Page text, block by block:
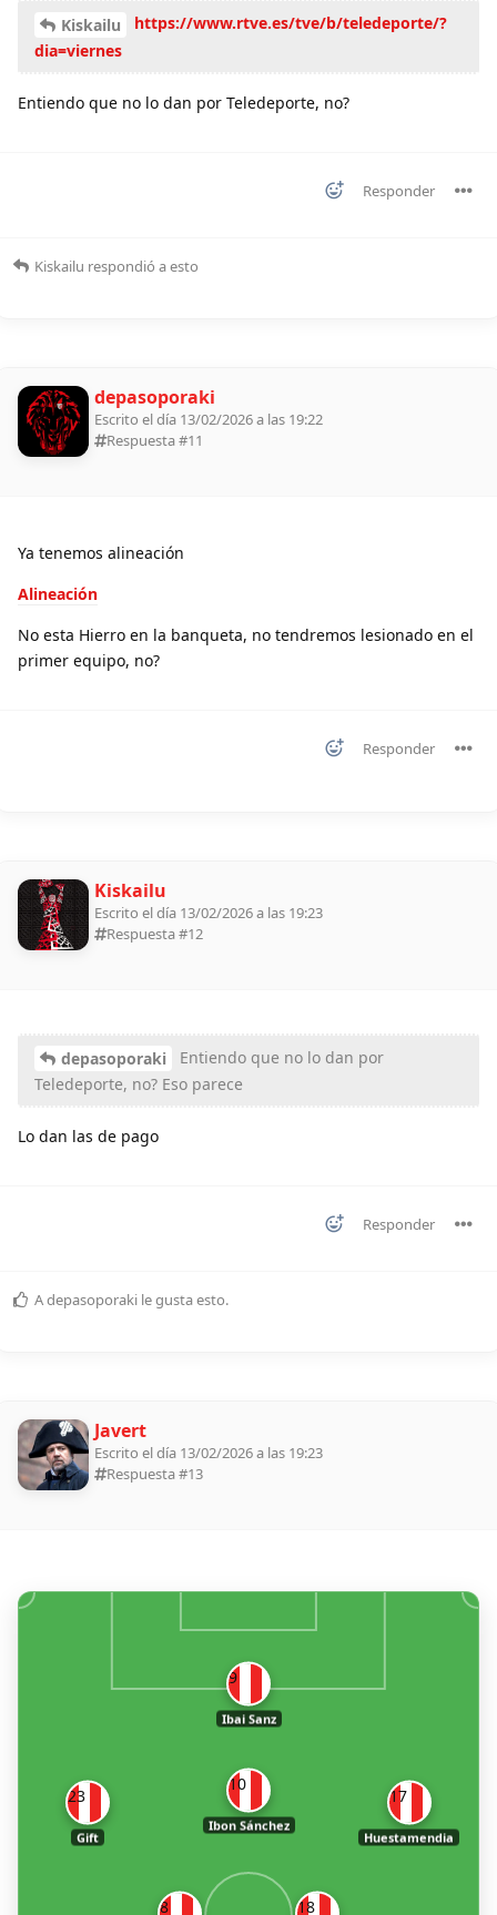
Kiskailu
https://www.rtve.es/tve/b/teledeporte/?
dia=viernes
Entiendo que no lo dan por Teledeporte, no?
Responder
Kiskailu respondió a esto
depasoporaki
Escrito el día 13/02/2026 a las 19:22
Respuesta #11
Ya tenemos alineación
Alineación
No esta Hierro en la banqueta, no tendremos lesionado en el
primer equipo, no?
Responder
Kiskailu
Escrito el día 13/02/2026 a las 19:23
Respuesta #12
depasoporaki
Entiendo que no lo dan por
Teledeporte, no? Eso parece
Lo dan las de pago
Responder
Adepasoporaki le gusta esto.
Javert
Escrito el día 13/02/2026 a las 19:23
Respuesta #13
8 18
23
Gift
10
Ibon Sánchez
17
Huestamendia
9
Ibai Sanz